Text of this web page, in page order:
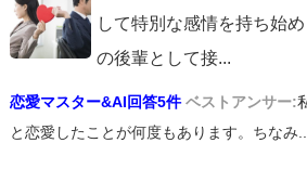
して特別な感情を持ち始
の後輩として接...
恋愛マスター&AI回答5件 ベストアンサー:
と恋愛したことが何度もあります。ちなみ